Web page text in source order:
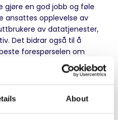
About
gjøre en god jobb og føle
ansattes opplevelse av
av datatjenester,
Det bidrar også til å
forespørselen om
blir levert – ved å løse
inkluderer: